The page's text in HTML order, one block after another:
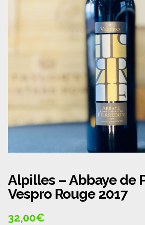
Politique de confidentialité
Politique de cookies (UE)
Validation de la commande
Alpilles – Abbaye de
Vespro Rouge 2017
32,00€